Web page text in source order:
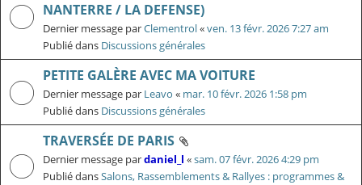
NANTERRE / LA DEFENSE)
Dernier message parClementrol«ven. 13 févr. 2026 7:27 am
Publié dans Discussions générales
PETITE GALÈRE AVEC MA VOITURE
Dernier message par Leavo « mar. 10 févr. 2026 1:58 pm
Publié dans Discussions générales
TRAVERSÉE DE PARIS
Dernier message pardaniel_l «sam. 07 févr. 2026 4:29 pm
Publié dansSalons, Rassemblements & Rallyes : programmes &